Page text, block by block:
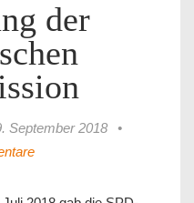
der
September 2018
•